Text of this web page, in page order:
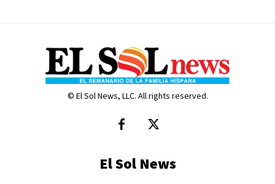
© El Sol News, LLC. All rights reserved.
El Sol News